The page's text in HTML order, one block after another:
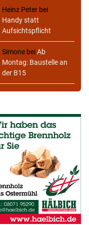
Heinz Peter bei
Handy statt
Aufsichtspflicht
Simone beiAb
Montag: Baustelle an
der B15